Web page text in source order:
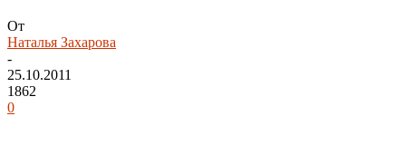
От
Наталья Захарова
-
25.10.2011
1862
0